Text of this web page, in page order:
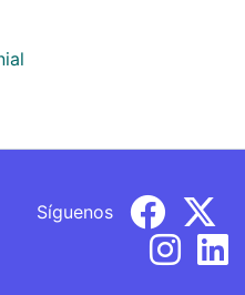
Síguenos